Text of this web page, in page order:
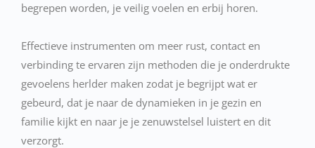
begrepen worden, je veilig voelen en erbij horen.
Effectieve instrumenten om meer rust, contact en
verbinding te ervaren zijn methoden die je onderdrukte
gevoelens herlder maken zodat je begrijpt wat er
gebeurd, dat je naar de dynamieken in je gezin en
familie kijkt en naar je je zenuwstelsel luistert en dit
verzorgt.